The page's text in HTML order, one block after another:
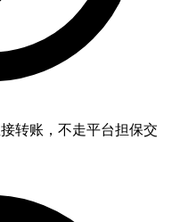
转账，不走平台担保交